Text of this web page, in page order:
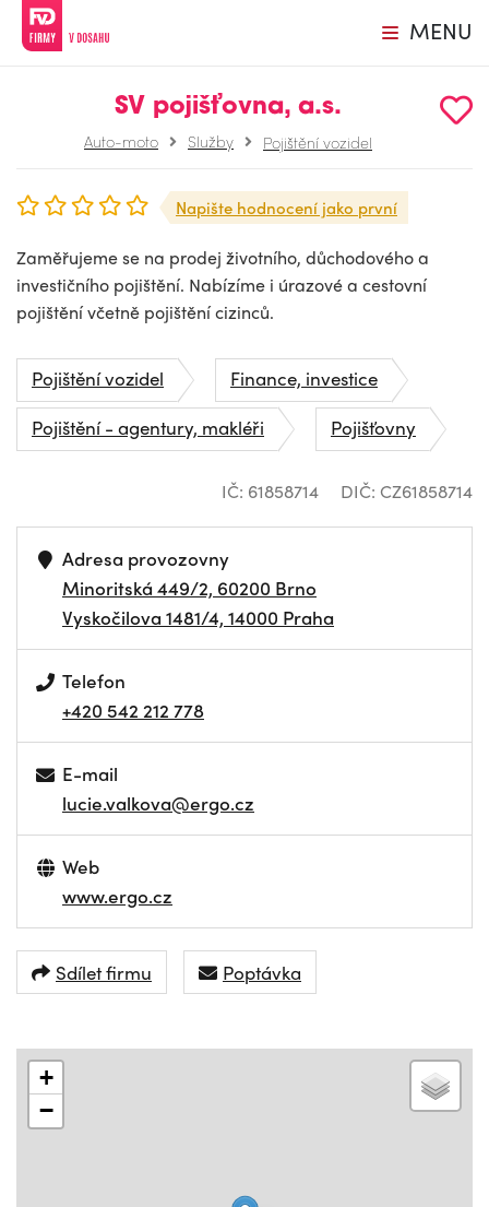
MENU
SV pojišťovna, a.s.
Auto-moto Služby Pojištění vozidel
Napište hodnocení jako první
Zaměřujeme se na prodej životního, důchodového a
investičního pojištění. Nabízíme i úrazové a cestovní
pojištění včetně pojištění cizinců.
Pojištění vozidel
Finance, investice
Pojištění - agentury, makléři
Pojišťovny
IČ: 61858714 DIČ: CZ61858714
Adresa provozovny
Minoritská 449/2, 60200 Brno
Vyskočilova 1481/4, 14000 Praha
Telefon
+420 542 212 778
E-mail
lucie.valkova@ergo.cz
Web
www.ergo.cz
Sdílet firmu Poptávka
+
−